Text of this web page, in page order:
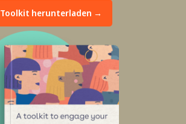
Toolkit herunterladen →